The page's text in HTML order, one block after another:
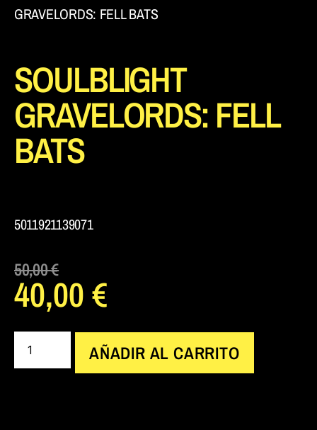
GRAVELORDS: FELL BATS
SOULBLIGHT
GRAVELORDS: FELL
BATS
5011921139071
50,00€
40,00€
AÑADIR AL CARRITO